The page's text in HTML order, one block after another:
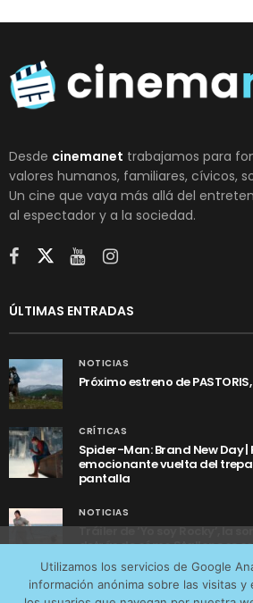
Desde cinemanet trabajamos para
valores humanos, familiares, cívicos,
Un cine que vaya más allá del
al espectador y a la sociedad.
ÚLTIMAS ENTRADAS
NOTICIAS
Próximo estreno de
CRÍTICAS
Spider-Man: Brand New Day
emocionante vuelta del
pantalla
NOTICIAS
Tráiler de ‘Yo soy Rocky’, la
detrás de cómo Stallone se
Utilizamos los servicios de Google
información anónima sobre las visitas
tráfico web que recibimos y
más os interesan. Puede cambiar